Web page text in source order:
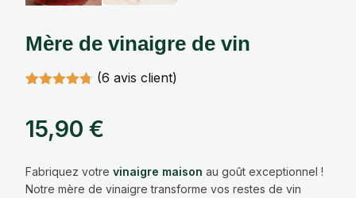
Mère de vinaigre de vin
basé sur
notations
(6 avis client)
15,90 €
Fabriquez votre vinaigre maison au goût exceptionnel !
Notre mère de vinaigre transforme vos restes de vin